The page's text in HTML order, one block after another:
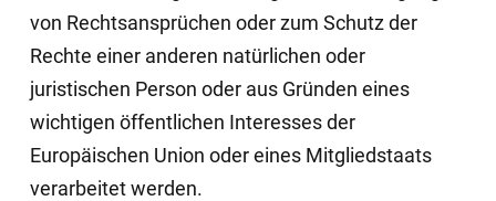
von Rechtsansprüchen oder zum Schutz der
Rechte einer anderen natürlichen oder
juristischen Person oder aus Gründen eines
wichtigen öffentlichen Interesses der
Europäischen Union oder eines Mitgliedstaats
verarbeitet werden.